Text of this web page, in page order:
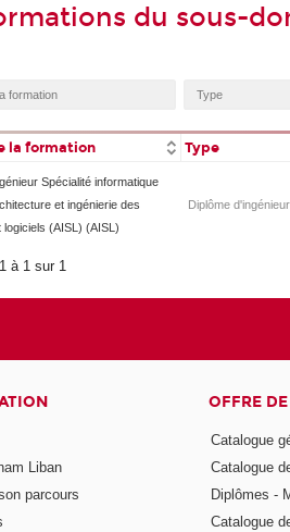
du sous-
la formation Type
Spécialité informatique
et ingénierie des
(AISL) (AISL)
Diplôme d'ingénieur
à 1 sur 1
Liban
parcours
OFFRE
Catalogue
Catalogue
Diplômes -
Catalogue